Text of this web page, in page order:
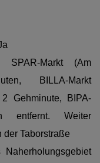
SPAR-Markt (Am
BILLA-Markt
Gehminute, BIPA-
entfernt. Weiter
Taborstraße
Naherholungsgebiet